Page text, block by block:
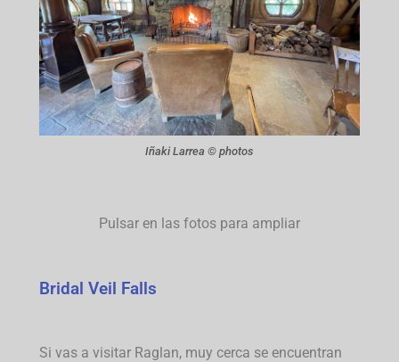
Iñaki Larrea © photos
Pulsar en las fotos para ampliar
Bridal Veil Falls
Si vas a visitar Raglan, muy cerca se encuentran